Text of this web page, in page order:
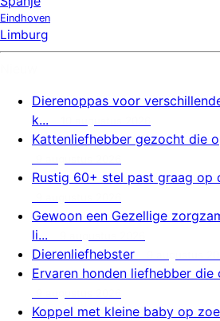
Eindhoven
Limburg
Dierenoppas voor
k...
Kattenliefhebber gezocht die
Rustig 60+ stel past graag op
Gewoon een Gezellige
li...
Dierenliefhebster
Ervaren honden liefhebber die
Koppel met kleine baby op